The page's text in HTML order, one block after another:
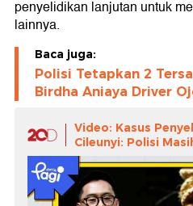
penyelidikan lanjutan untuk
lainnya.
Baca juga:
Polisi Tetapkan 2
Birdha Aniaya Driver
Video: Kasus
Cileunyi: Polisi